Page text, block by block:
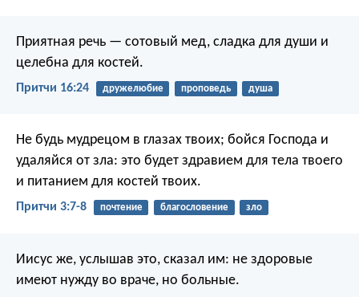
Приятная речь — сотовый мед, сладка для души и
целебна для костей.
Притчи 16:24 дружелюбие проповедь душа
Не будь мудрецом в глазах твоих; бойся Господа и
удаляйся от зла: это будет здравием для тела твоего
и питанием для костей твоих.
Притчи 3:7-8 почтение благословение зло
Иисус же, услышав это, сказал им: не здоровые
имеют нужду во враче, но больные.